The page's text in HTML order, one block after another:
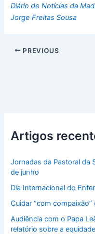
Diário de Notícias da
Jorge Freitas Sousa
PREVIOUS
Artigos
Jornadas da Pastoral da
de junho
Dia Internacional do
Cuidar “com
Audiência com o Papa
relatório sobre a